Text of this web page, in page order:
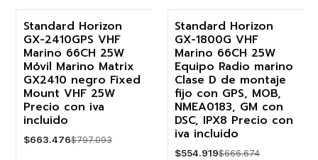
-17%
Standard Horizon
GX-2410GPS VHF
Marino 66CH 25W
Móvil Marino Matrix
GX2410 negro Fixed
Mount VHF 25W
Precio con iva
incluido
$663.476$797.093
-17%
Standard Horizon
GX-1800G VHF
Marino 66CH 25W
Equipo Radio marino
Clase D de montaje
fijo con GPS, MOB,
NMEA0183, GM con
DSC, IPX8 Precio con
iva incluido
$554.919$666.674